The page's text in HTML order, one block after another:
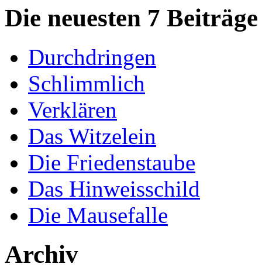
Die neuesten 7 Beiträge
Durchdringen
Schlimmlich
Verklären
Das Witzelein
Die Friedenstaube
Das Hinweisschild
Die Mausefalle
Archiv